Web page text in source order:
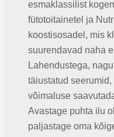
esmaklassilist
fütotoitainetel ja
koostisosadel, mis
suurendavad naha
Lahendustega,
täiustatud
võimaluse
Avastage puhta ilu
paljastage oma